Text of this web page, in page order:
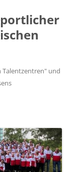
Talentzentren" und